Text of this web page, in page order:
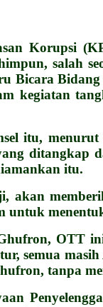
Korupsi
salah
Bicara
kegiatan
itu,
ditangkap
itu.
OTT
semua
tanpa